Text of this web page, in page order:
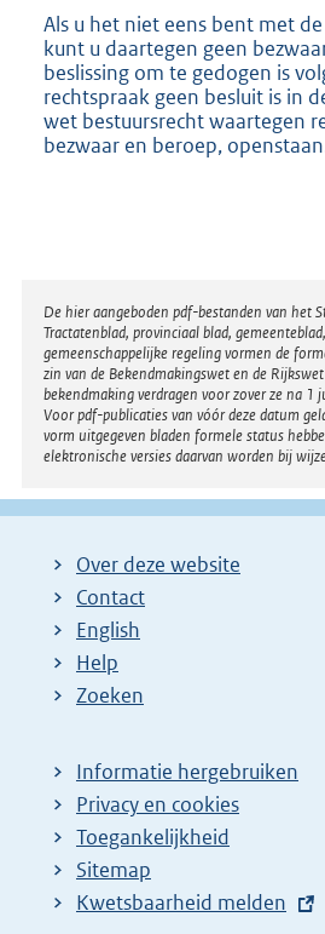
Als u het niet eens bent met
kunt u daartegen geen
beslissing om te gedogen is
rechtspraak geen besluit is in
wet bestuursrecht waartegen
bezwaar en beroep,
Disclaimer
De hier aangeboden pdf-bestanden van het
Tractatenblad, provinciaal blad,
gemeenschappelijke regeling vormen de
zin van de Bekendmakingswet en de
bekendmaking verdragen voor zover ze na 1
Voor pdf-publicaties van vóór deze datum
vorm uitgegeven bladen formele status
elektronische versies daarvan worden bij
Over deze website
Contact
English
Help
Zoeken
Informatie hergebruiken
Privacy en cookies
Toegankelijkheid
Sitemap
E
Kwetsbaarheid melden